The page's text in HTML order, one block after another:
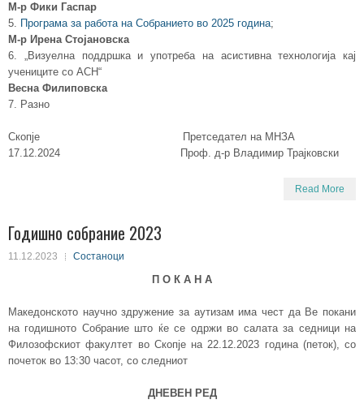
М-р Фики Гаспар
5. Програма за работа на Собранието во 2025 година;
М-р Ирена Стојановска
6. „Визуелна поддршка и употреба на асистивна технологија кај
учениците со АСН“
Весна Филиповска
7. Разно
Скопје Претседател на МНЗА
17.12.2024 Проф. д-р Владимир Трајковски
Read More
Годишно собрание 2023
11.12.2023 Состаноци
П О К А Н А
Македонското научно здружение за аутизам има чест да Ве покани
на годишното Собрание што ќе се одржи во салата за седници на
Филозофскиот факултет во Скопје на 22.12.2023 година (петок), со
почеток во 13:30 часот, со следниот
ДНЕВЕН РЕД